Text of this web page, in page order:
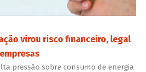
virou risco financeiro, legal
pressão sobre consumo de energia